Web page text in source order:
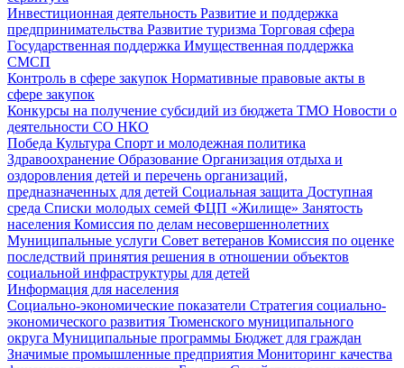
Инвестиционная деятельность Развитие и поддержка
предпринимательства Развитие туризма Торговая сфера
Государственная поддержка Имущественная поддержка
СМСП
Контроль в сфере закупок Нормативные правовые акты в
сфере закупок
Конкурсы на получение субсидий из бюджета ТМО Новости о
деятельности СО НКО
Победа Культура Спорт и молодежная политика
Здравоохранение Образование Организация отдыха и
оздоровления детей и перечень организаций,
предназначенных для детей Социальная защита Доступная
среда Списки молодых семей ФЦП «Жилище» Занятость
населения Комиссия по делам несовершеннолетних
Муниципальные услуги Совет ветеранов Комиссия по оценке
последствий принятия решения в отношении объектов
социальной инфраструктуры для детей
Информация для населения
Социально-экономические показатели Стратегия социально-
экономического развития Тюменского муниципального
округа Муниципальные программы Бюджет для граждан
Значимые промышленные предприятия Мониторинг качества